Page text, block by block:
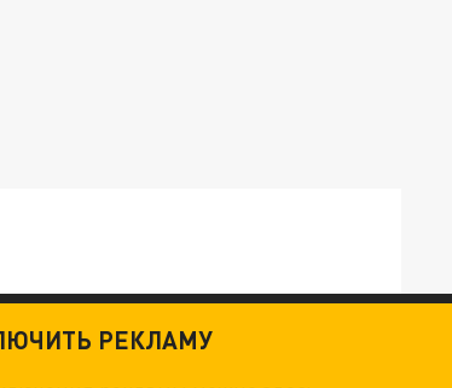
STARLINK
РЕКЛАМУ